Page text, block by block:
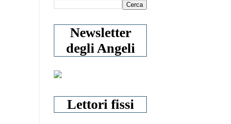
Newsletter
degli Angeli
Lettori fissi